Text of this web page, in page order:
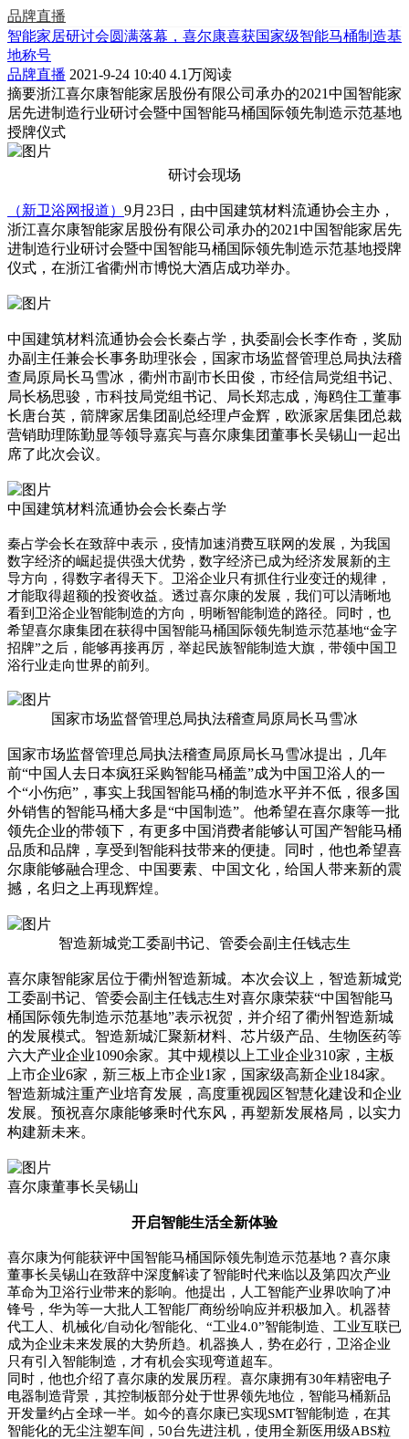
品牌直播
智能家居研讨会圆满落幕，喜尔康喜获国家级智能马桶制造基
地称号
品牌直播 2021-9-24 10:40 4.1万阅读
摘要浙江喜尔康智能家居股份有限公司承办的2021中国智能家
居先进制造行业研讨会暨中国智能马桶国际领先制造示范基地
授牌仪式
研讨会现场
（新卫浴网报道） 9月23日，由中国建筑材料流通协会主办，
浙江喜尔康智能家居股份有限公司承办的2021中国智能家居先
进制造行业研讨会暨中国智能马桶国际领先制造示范基地授牌
仪式，在浙江省衢州市博悦大酒店成功举办。
中国建筑材料流通协会会长秦占学，执委副会长李作奇，奖励
办副主任兼会长事务助理张会，国家市场监督管理总局执法稽
查局原局长马雪冰，衢州市副市长田俊，市经信局党组书记、
局长杨思骏，市科技局党组书记、局长郑志成，海鸥住工董事
长唐台英，箭牌家居集团副总经理卢金辉，欧派家居集团总裁
营销助理陈勤显等领导嘉宾与喜尔康集团董事长吴锡山一起出
席了此次会议。
中国建筑材料流通协会会长秦占学
秦占学会长在致辞中表示，疫情加速消费互联网的发展，为我国
数字经济的崛起提供强大优势，数字经济已成为经济发展新的主
导方向，得数字者得天下。卫浴企业只有抓住行业变迁的规律，
才能取得超额的投资收益。透过喜尔康的发展，我们可以清晰地
看到卫浴企业智能制造的方向，明晰智能制造的路径。同时，也
希望喜尔康集团在获得中国智能马桶国际领先制造示范基地“金字
招牌”之后，能够再接再厉，举起民族智能制造大旗，带领中国卫
浴行业走向世界的前列。
国家市场监督管理总局执法稽查局原局长马雪冰
国家市场监督管理总局执法稽查局原局长马雪冰提出，几年
前“中国人去日本疯狂采购智能马桶盖”成为中国卫浴人的一
个“小伤疤”，事实上我国智能马桶的制造水平并不低，很多国
外销售的智能马桶大多是“中国制造”。他希望在喜尔康等一批
领先企业的带领下，有更多中国消费者能够认可国产智能马桶
品质和品牌，享受到智能科技带来的便捷。同时，他也希望喜
尔康能够融合理念、中国要素、中国文化，给国人带来新的震
撼，名归之上再现辉煌。
智造新城党工委副书记、管委会副主任钱志生
喜尔康智能家居位于衢州智造新城。本次会议上，智造新城党
工委副书记、管委会副主任钱志生对喜尔康荣获“中国智能马
桶国际领先制造示范基地”表示祝贺，并介绍了衢州智造新城
的发展模式。智造新城汇聚新材料、芯片级产品、生物医药等
六大产业企业1090余家。其中规模以上工业企业310家，主板
上市企业6家，新三板上市企业1家，国家级高新企业184家。
智造新城注重产业培育发展，高度重视园区智慧化建设和企业
发展。预祝喜尔康能够乘时代东风，再塑新发展格局，以实力
构建新未来。
喜尔康董事长吴锡山
开启智能生活全新体验
喜尔康为何能获评中国智能马桶国际领先制造示范基地？喜尔康
董事长吴锡山在致辞中深度解读了智能时代来临以及第四次产业
革命为卫浴行业带来的影响。他提出，人工智能产业界吹响了冲
锋号，华为等一大批人工智能厂商纷纷响应并积极加入。机器替
代工人、机械化/自动化/智能化、“工业4.0”智能制造、工业互联已
成为企业未来发展的大势所趋。机器换人，势在必行，卫浴企业
只有引入智能制造，才有机会实现弯道超车。
同时，他也介绍了喜尔康的发展历程。喜尔康拥有30年精密电子
电器制造背景，其控制板部分处于世界领先地位，智能马桶新品
开发量约占全球一半。如今的喜尔康已实现SMT智能制造，在其
智能化的无尘注塑车间，50台先进注机，使用全新医用级ABS粒